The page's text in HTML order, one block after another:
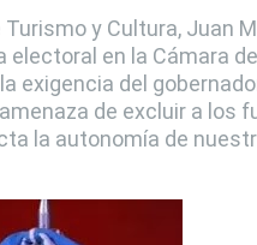
y Cultura, Juan
en la Cámara
exigencia del
de excluir a los
la autonomía de